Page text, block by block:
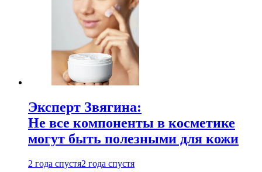
Эксперт Звягина:
Не все компоненты в косметике
могут быть полезными для кожи
2 года спустя2 года спустя